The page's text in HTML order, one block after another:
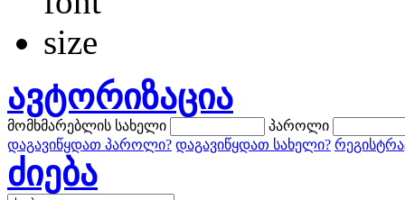
ავტორიზაცია
მომხმარებლის სახელი
პაროლი
დაგავიწყდათ პაროლი? დაგავიწყდათ სახელი?
ძიება